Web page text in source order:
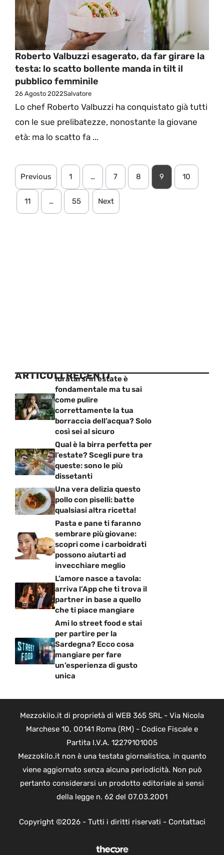
Roberto Valbuzzi esagerato, da far girare la
testa: lo scatto bollente manda in tilt il
pubblico femminile
26 Agosto 2022Salvatore
Lo chef Roberto Valbuzzi ha conquistato già tutti
con le sue prelibatezze, nonostante la giovane
età: ma lo scatto fa ...
Previous 1 … 7 8 9 10
11 … 55 Next
ARTICOLI RECENTI
Idratarsi in estate è
fondamentale ma tu sai
come pulire
correttamente la tua
borraccia dell’acqua? Solo
così sei al sicuro
Qual è la birra perfetta per
l’estate? Scegli pure tra
queste: sono le più
dissetanti
Una vera delizia questo
pollo con piselli: batte
qualsiasi altra ricetta!
Pasta e pane ti faranno
sembrare più giovane:
scopri come i carboidrati
possono aiutarti ad
invecchiare meglio
L’amore nasce a tavola:
arriva l’App che ti trova il
partner in base a quello
che ti piace mangiare
Ami lo street food e stai
per partire per la
Sardegna? Ecco cosa
mangiare per fare
un’esperienza di gusto
unica
Mezzokilo.it di proprietà di WEB 365 SRL - Via Nicola
Marchese 10, 00141 Roma (RM) - Codice Fiscale e
Partita I.V.A. 12279101005
Mezzokilo.it non è una testata giornalistica, in quanto
viene aggiornato senza alcuna periodicità. Non può
pertanto considerarsi un prodotto editoriale ai sensi
della legge n. 62 del 07.03.2001
Copyright ©2026 - Tutti i diritti riservati - Contattaci